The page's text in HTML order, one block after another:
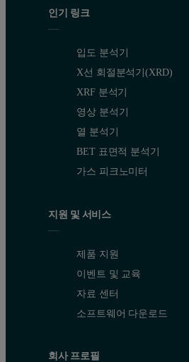
인기 링크
입도 분석기
X선 회절분석기(XRD)
XRF 분석기
영상 분석기
열 분석기
BET 표면적 분석기
가스 피크노미터
지원 및 서비스
제품 지원
이벤트 및 교육
자료 센터
소프트웨어 다운로드
회사 프로필